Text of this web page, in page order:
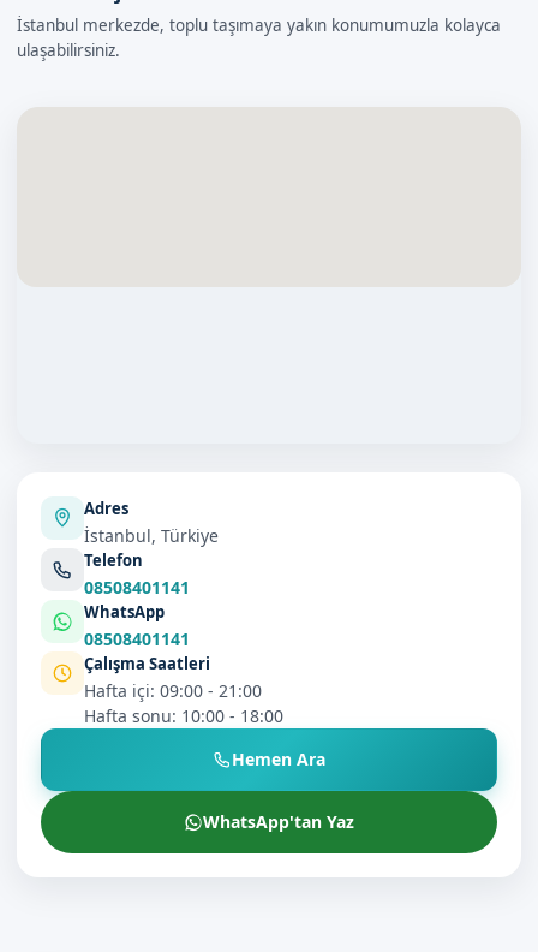
İstanbul merkezde, toplu taşımaya yakın konumumuzla kolayca
ulaşabilirsiniz.
Adres
İstanbul, Türkiye
Telefon
08508401141
WhatsApp
08508401141
Çalışma Saatleri
Hafta içi: 09:00 - 21:00
Hafta sonu: 10:00 - 18:00
Hemen Ara
WhatsApp'tan Yaz